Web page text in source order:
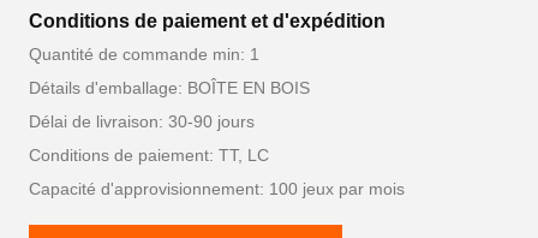
Conditions de paiement et d'expédition
Quantité de commande min: 1
Détails d'emballage: BOÎTE EN BOIS
Délai de livraison: 30-90 jours
Conditions de paiement: TT, LC
Capacité d'approvisionnement: 100 jeux par mois